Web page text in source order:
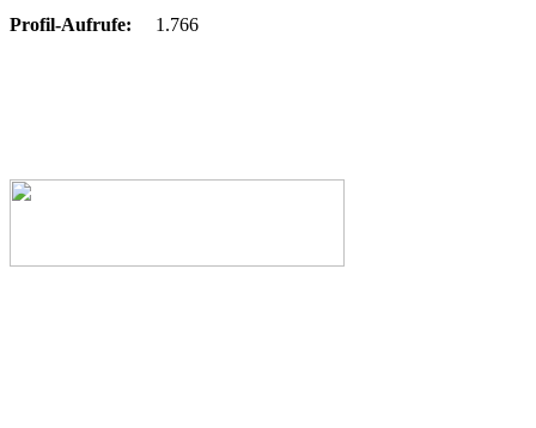
Profil-Aufrufe:
1.766